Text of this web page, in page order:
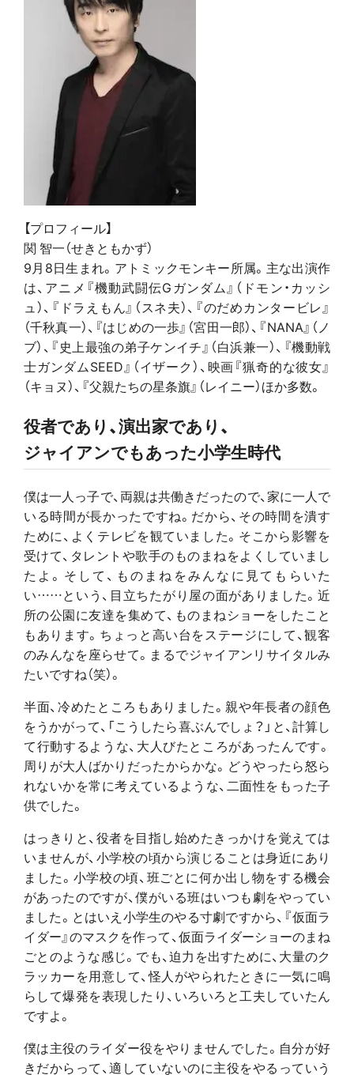
【プロフィール】
関 智一（せきともかず）
9月8日生まれ。アトミックモンキー所属。主な出演作
は、アニメ『機動武闘伝Gガンダム』（ドモン・カッシ
ュ）、『ドラえもん』（スネ夫）、『のだめカンタービレ』
（千秋真一）、『はじめの一歩』（宮田一郎）、『NANA』（ノ
ブ）、『史上最強の弟子ケンイチ』（白浜兼一）、『機動戦
士ガンダムSEED』（イザーク）、映画『猟奇的な彼女』
（キョヌ）、『父親たちの星条旗』（レイニー）ほか多数。
役者であり、演出家であり、
ジャイアンでもあった小学生時代
僕は一人っ子で、両親は共働きだったので、家に一人で
いる時間が長かったですね。だから、その時間を潰す
ために、よくテレビを観ていました。そこから影響を
受けて、タレントや歌手のものまねをよくしていまし
たよ。そして、ものまねをみんなに見てもらいた
い……という、目立ちたがり屋の面がありました。近
所の公園に友達を集めて、ものまねショーをしたこと
もあります。ちょっと高い台をステージにして、観客
のみんなを座らせて。まるでジャイアンリサイタルみ
たいですね（笑）。
半面、冷めたところもありました。親や年長者の顔色
をうかがって、「こうしたら喜ぶんでしょ？」と、計算し
て行動するような、大人びたところがあったんです。
周りが大人ばかりだったからかな。どうやったら怒ら
れないかを常に考えているような、二面性をもった子
供でした。
はっきりと、役者を目指し始めたきっかけを覚えては
いませんが、小学校の頃から演じることは身近にあり
ました。小学校の頃、班ごとに何か出し物をする機会
があったのですが、僕がいる班はいつも劇をやってい
ました。とはいえ小学生のやる寸劇ですから、『仮面ラ
イダー』のマスクを作って、仮面ライダーショーのまね
ごとのような感じ。でも、迫力を出すために、大量のク
ラッカーを用意して、怪人がやられたときに一気に鳴
らして爆発を表現したり、いろいろと工夫していたん
ですよ。
僕は主役のライダー役をやりませんでした。自分が好
きだからって、適していないのに主役をやるっていう